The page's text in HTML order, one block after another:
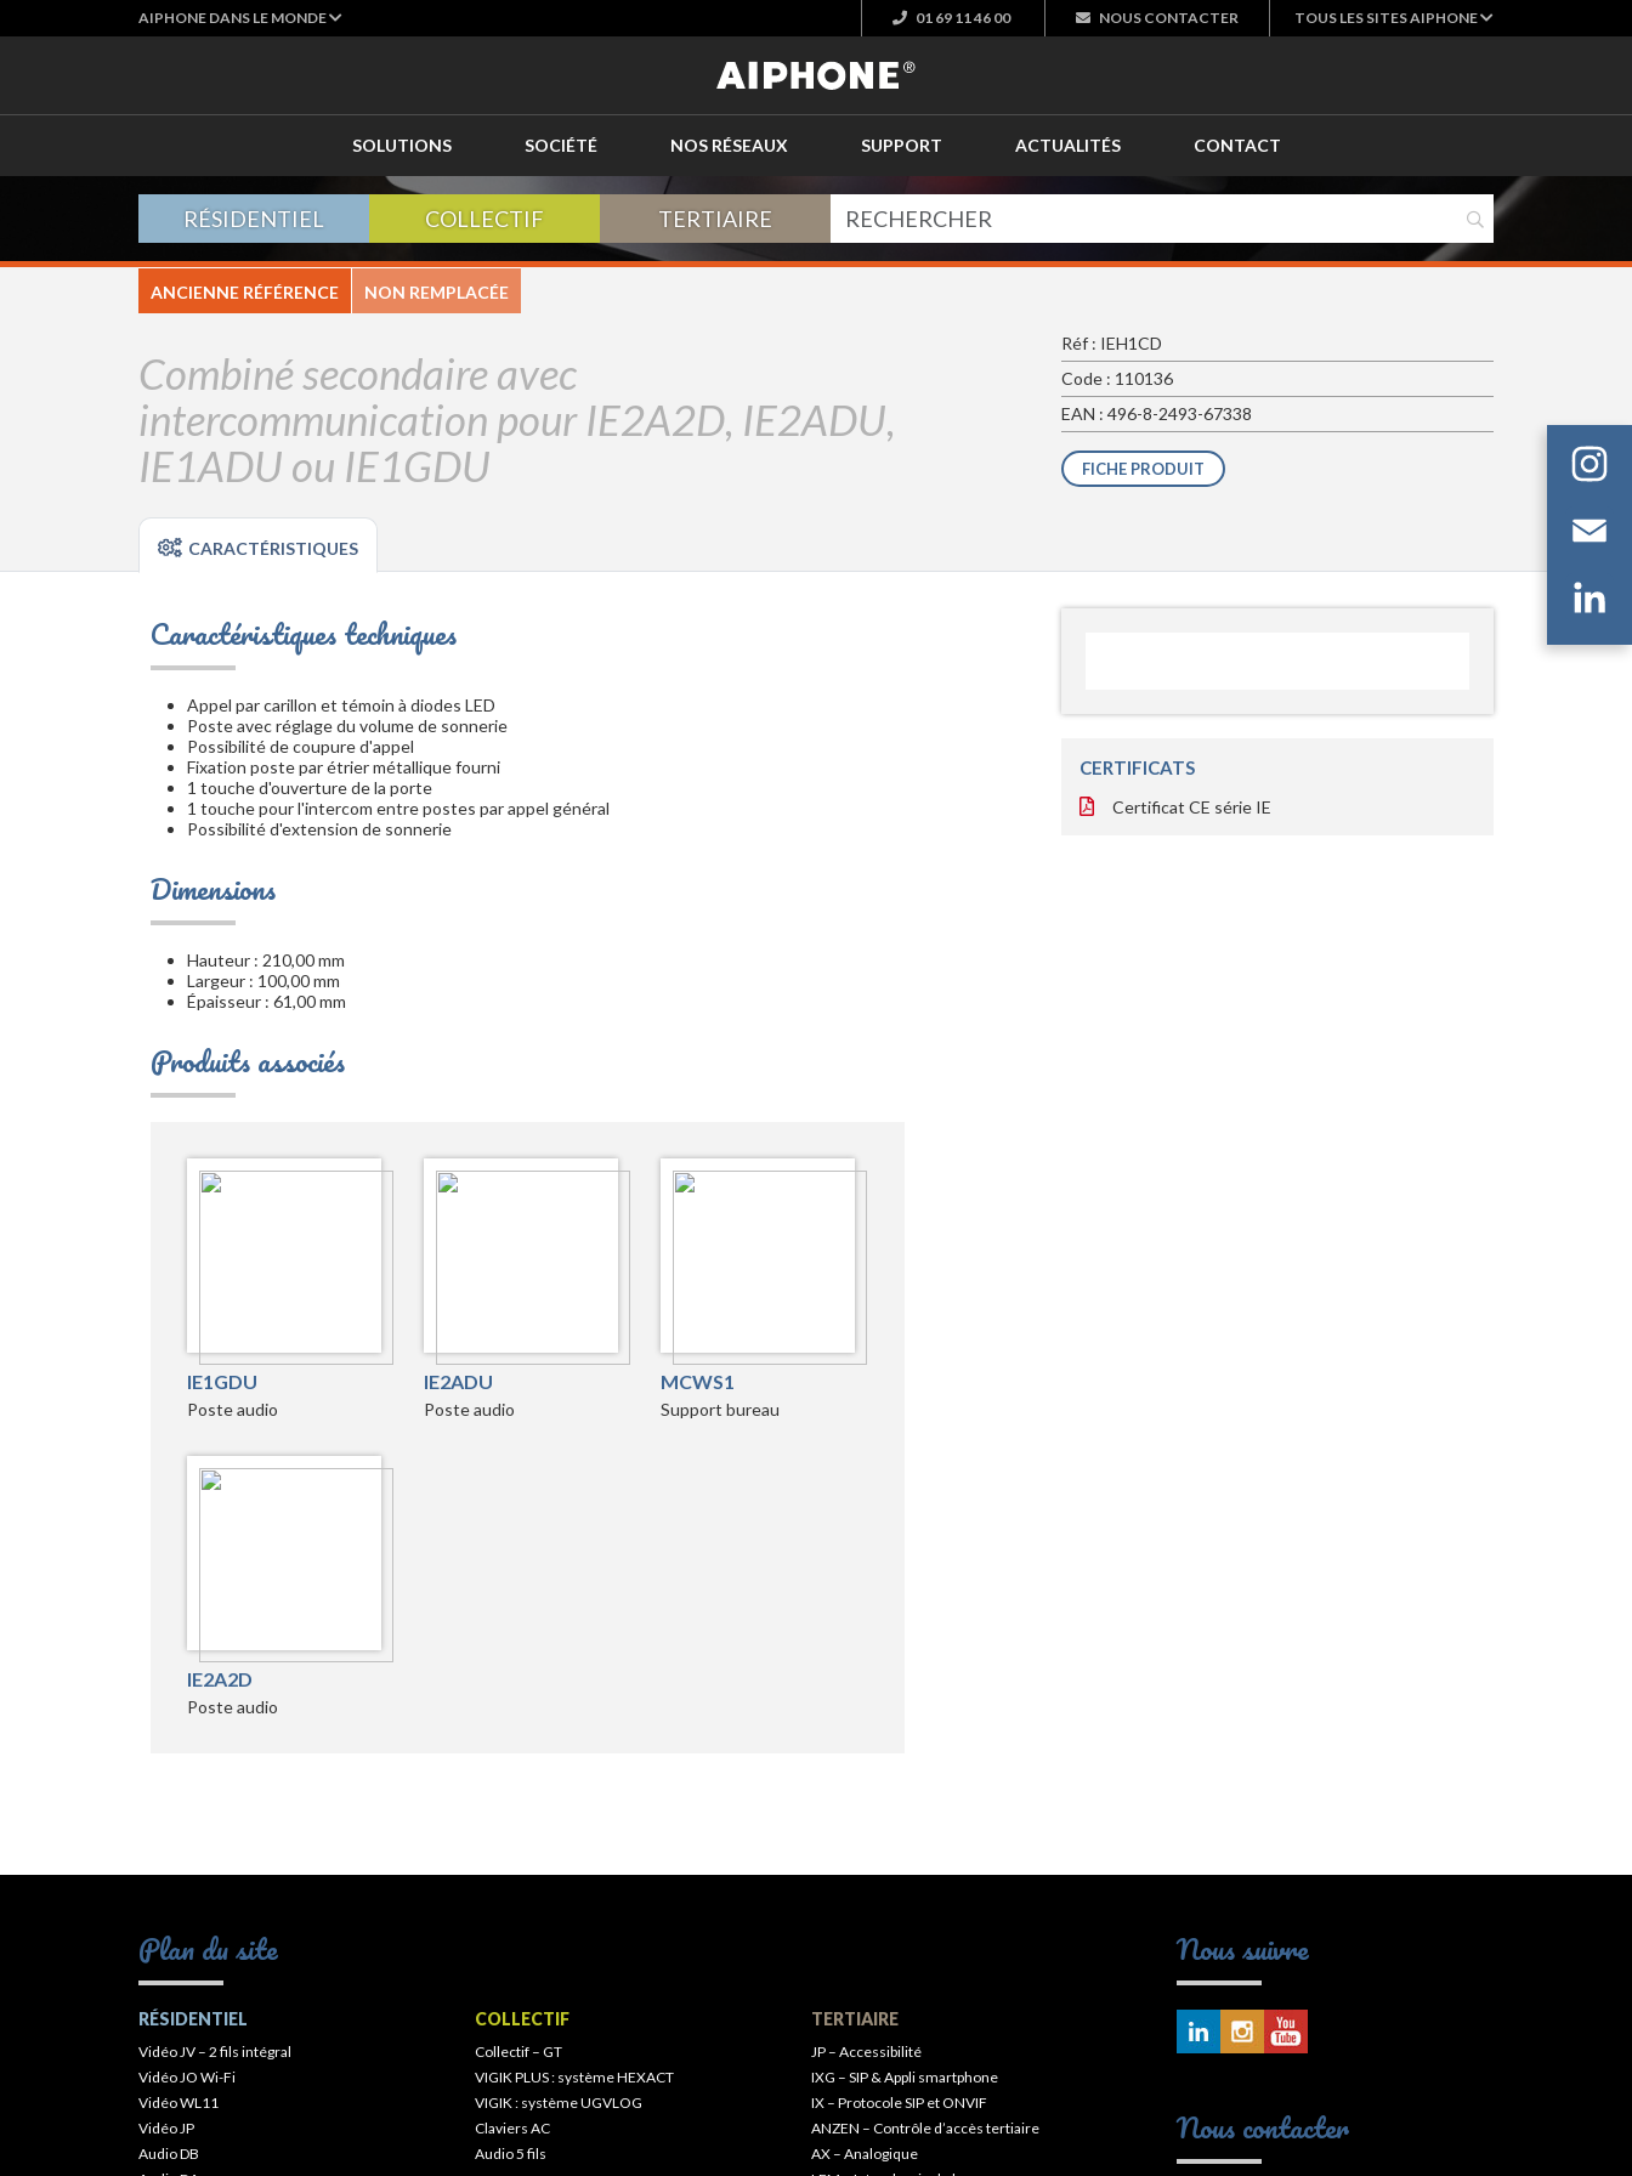
AIPHONE DANS LE MONDE 01 69 11 46 00 NOUS CONTACTER TOUS LES SITES AIPHONE
SOLUTIONS SOCIÉTÉ NOS RÉSEAUX SUPPORT ACTUALITÉS CONTACT
RÉSIDENTIEL COLLECTIF TERTIAIRE
ANCIENNE RÉFÉRENCE NON REMPLACÉE
Combiné secondaire avec
intercommunication pour IE2A2D, IE2ADU,
IE1ADU ou IE1GDU
Réf : IEH1CD
Code : 110136
EAN : 496-8-2493-67338
FICHE PRODUIT
CARACTÉRISTIQUES
Caractéristiques techniques
Appel par carillon et témoin à diodes LED
Poste avec réglage du volume de sonnerie
Possibilité de coupure d'appel
Fixation poste par étrier métallique fourni
1 touche d'ouverture de la porte
1 touche pour l'intercom entre postes par appel général
Possibilité d'extension de sonnerie
Dimensions
Hauteur : 210,00 mm
Largeur : 100,00 mm
Épaisseur : 61,00 mm
Produits associés
IE1GDU
Poste audio
IE2ADU
Poste audio
MCWS1
Support bureau
IE2A2D
Poste audio
CERTIFICATS
Certificat CE série IE
Plan du site
RÉSIDENTIEL
Vidéo JV – 2 fils intégral
Vidéo JO Wi-Fi
Vidéo WL11
Vidéo JP
Audio DB
COLLECTIF
Collectif – GT
VIGIK PLUS : système HEXACT
VIGIK : système UGVLOG
Claviers AC
Audio 5 fils
TERTIAIRE
JP – Accessibilité
IXG – SIP & Appli smartphone
IX – Protocole SIP et ONVIF
ANZEN – Contrôle d’accès tertiaire
AX – Analogique
Nous suivre
Nous contacter